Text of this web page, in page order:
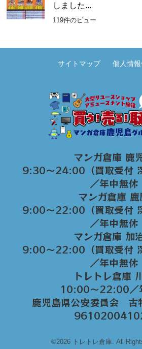
しました...
119件のビュー
サイトマップ 個人情
マンガ倉庫 鹿
9:30～24:00（買取受付
／年中無休
マンガ倉庫 鹿
9:00～22:00（買取受付
／年中無休
マンガ倉庫 加
9:00〜22:00（買取受付
／年中無休
トレトレ倉庫
10:00〜22:00／
鹿児島県公安委員会 古
©2026 トレトレ倉庫. All